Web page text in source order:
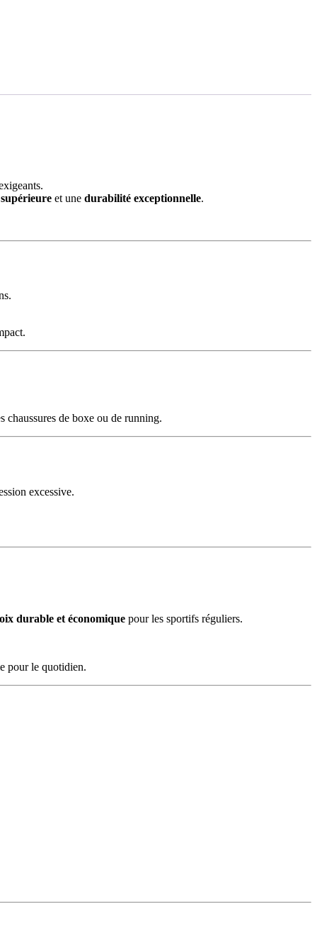
et une durabilité exceptionnelle.
chaussures de boxe ou de running.
excessive.
durable et économique pour les sportifs réguliers.
pour le quotidien.